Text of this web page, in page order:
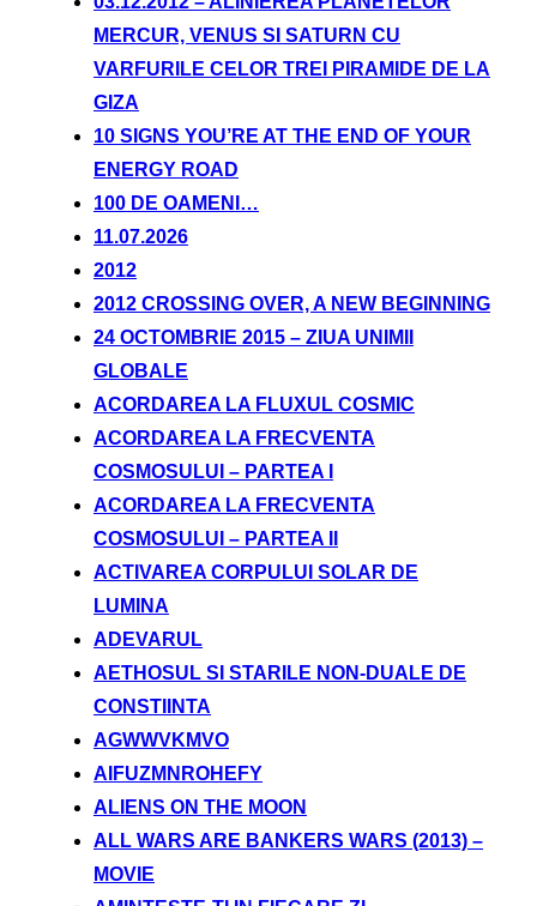
MERCUR, VENUS SI SATURN CU
VARFURILE CELOR TREI PIRAMIDE DE LA
GIZA
10 SIGNS YOU’RE AT THE END OF YOUR
ENERGY ROAD
100 DE OAMENI…
11.07.2026
2012
2012 CROSSING OVER, A NEW BEGINNING
24 OCTOMBRIE 2015 – ZIUA UNIMII
GLOBALE
ACORDAREA LA FLUXUL COSMIC
ACORDAREA LA FRECVENTA
COSMOSULUI – PARTEA I
ACORDAREA LA FRECVENTA
COSMOSULUI – PARTEA II
ACTIVAREA CORPULUI SOLAR DE
LUMINA
ADEVARUL
AETHOSUL SI STARILE NON-DUALE DE
CONSTIINTA
AGWWVKMVO
AIFUZMNROHEFY
ALIENS ON THE MOON
ALL WARS ARE BANKERS WARS (2013) –
MOVIE